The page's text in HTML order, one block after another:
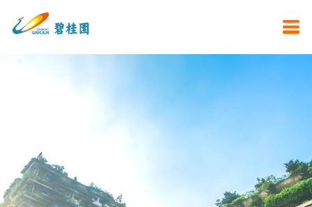
为社会创造幸福生活
的高科技综合性企业